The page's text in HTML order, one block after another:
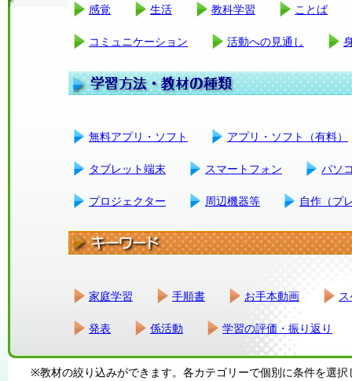
感覚 生活 教科学習 ことば
コミュニケーション 活動への見通し
無料アプリ・ソフト アプリ・ソフト（有料）
タブレット端末 スマートフォン パソ
プロジェクター 周辺機器等 自作（プ
家庭学習 手順書 お手本動画
発表 係活動 学習の評価・振り返り
※教材の絞り込みができます。各カテゴリーで個別に条件を選択